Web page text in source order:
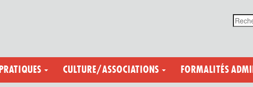
CULTURE/ASSOCIATIONS FORMALITÉS